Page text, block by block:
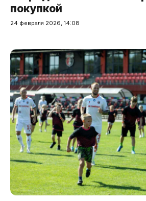
покупкой
24 февраля 2026, 14:08